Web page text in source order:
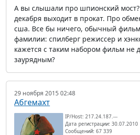
А вы слышали про шпионский мост?
декабря выходит в прокат. Про
сша. Все бы ничего, обычный
фамилии: спилберг режиссер и
кажется с таким набором фильм не
заурядным?
29 ноября 2015 02:48
Абгемахт
IP/Host: 217.24.187.---
Дата регистрации: 30.07.2010
Сообщений: 67 339